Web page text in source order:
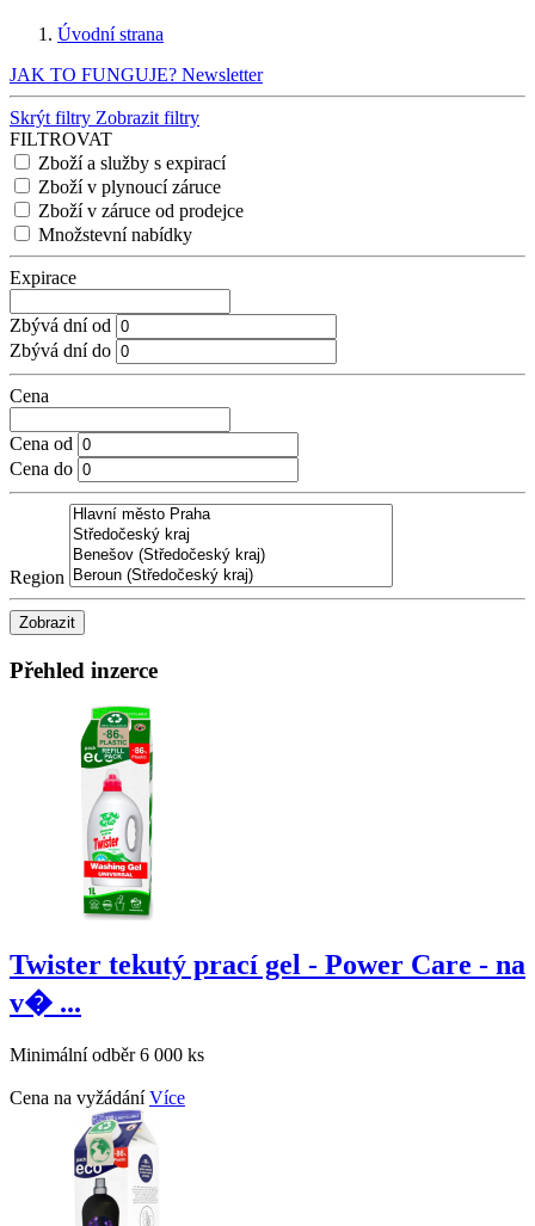
Úvodní strana
JAK TO FUNGUJE? Newsletter
Skrýt filtry Zobrazit filtry
FILTROVAT
Zboží a služby s expirací
Zboží v plynoucí záruce
Zboží v záruce od prodejce
Množstevní nabídky
Expirace
Zbývá dní od
Zbývá dní do
Cena
Cena od
Cena do
Region
Zobrazit
Přehled inzerce
Twister tekutý prací gel - Power Care - na
v� ...
Minimální odběr 6 000 ks
Cena na vyžádáníVíce